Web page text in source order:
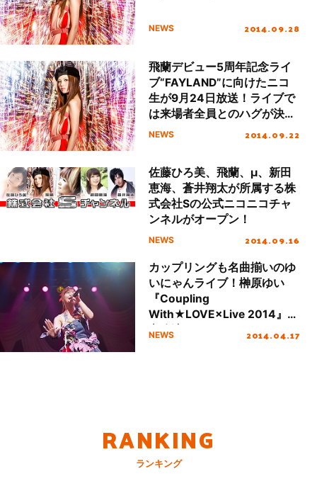
NEWS 2014.09.28
飛蘭デビュー5周年記念ライ
ブ“FAYLAND”に向けたニコ
生が9月24日放送！ライブで
は来場者全員とのハグが決
定！
NEWS 2014.09.22
佐藤ひろ美、飛蘭、μ、新田
恵海、蒼井翔太が所属する株
式会社Sの公式ニコニコチャ
ンネルがオープン！
NEWS 2014.09.16
カップリングも名曲揃いのゆ
いにゃんライブ！榊原ゆい
『Coupling
With★LOVE×Live 2014』東
京公演オフィシャル・レポー
NEWS 2014.04.17
RANKING
ランキング